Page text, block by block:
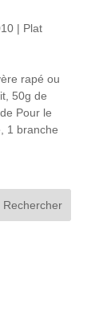
| Plat
rapé ou
50g de
Pour le
1 branche
Rechercher